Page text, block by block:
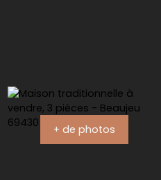
+ de photos